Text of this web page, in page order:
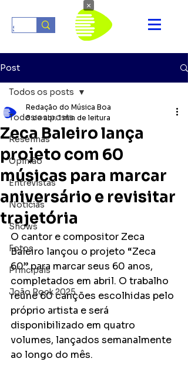
Post
Todos os posts
Resenhas
Opinião
Entrevistas
Notícias
Shows
Fotos
Principais
João Rock 2025
Todos os posts
Zeca Baleiro lança
projeto com 60
músicas para marcar
aniversário e revisitar
trajetória
Redação do Música Boa
8 de abr. 1 min de leitura
O cantor e compositor Zeca
Baleiro lançou o projeto “Zeca
60” para marcar seus 60 anos,
completados em abril. O trabalho
reúne 60 canções escolhidas pelo
próprio artista e será
disponibilizado em quatro
volumes, lançados semanalmente
ao longo do mês.
×